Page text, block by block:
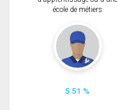
école de métiers
5.51 %